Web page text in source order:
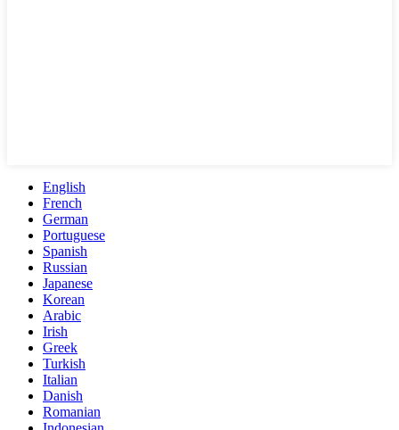
English
French
German
Portuguese
Spanish
Russian
Japanese
Korean
Arabic
Irish
Greek
Turkish
Italian
Danish
Romanian